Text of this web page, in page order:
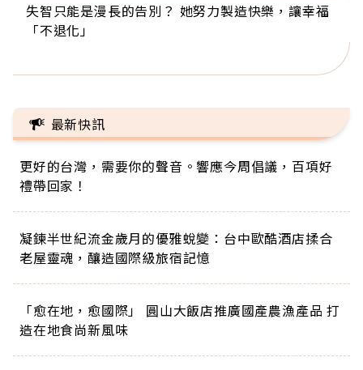
失智只能是漫長的告別？ 她努力製造快樂，讓幸福
「不退化」
來自剛果的巧克力神父 為台灣奉獻36年 「台灣是我
的家，我連作夢都講台語！」
63歲卸矽谷副總、搬回台灣找快樂！「蛋黃哥小
丑」走進安養院，逗樂上萬爺奶：退休後才開始真
104歲打破金氏世界紀錄 成為全球最年長羽球選
手，分享長壽的秘密原來是「這個」
事業巔峰他選擇追夢…黑手阿伯拉小提琴還登上小
巨蛋！連CNN都大讚！
最新快訊
更好的台灣，需要你的聲音。響應今周倡議，百項好
禮帶回家！
凝鍊半世紀流金歲月的優雅蛻變：台中歐酷酒店揉合
老屋靈魂，釀造國際級旅宿記憶
「愈在地，愈國際」 圓山大飯店推廣國產農漁產品 打
造在地食尚新風味